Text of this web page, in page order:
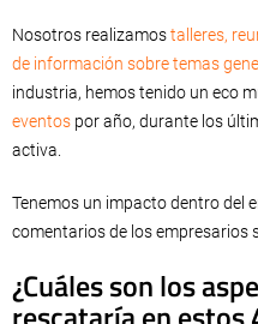
Nosotros realizamostalleres,
de información sobre temas
industria, hemos tenido un eco
eventos por año, durante los
activa.
Tenemos un impacto dentro del
comentarios de los empresarios
¿Cuáles son los